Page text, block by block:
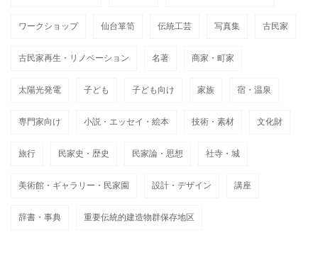
ワークショップ 仙台箪笥 伝統工芸 写真集 古民家
古民家再生・リノベーション 名著 商家・町家
太陽光発電 子ども 子ども向け 家族 宿・温泉
専門家向け 小説・エッセイ・絵本 技術・素材 文化財
旅行 民家史・歴史 民家論・思想 社寺・城
美術館・ギャラリー・民家園 設計・デザイン 講座
辞書・事典 重要伝統的建造物群保存地区